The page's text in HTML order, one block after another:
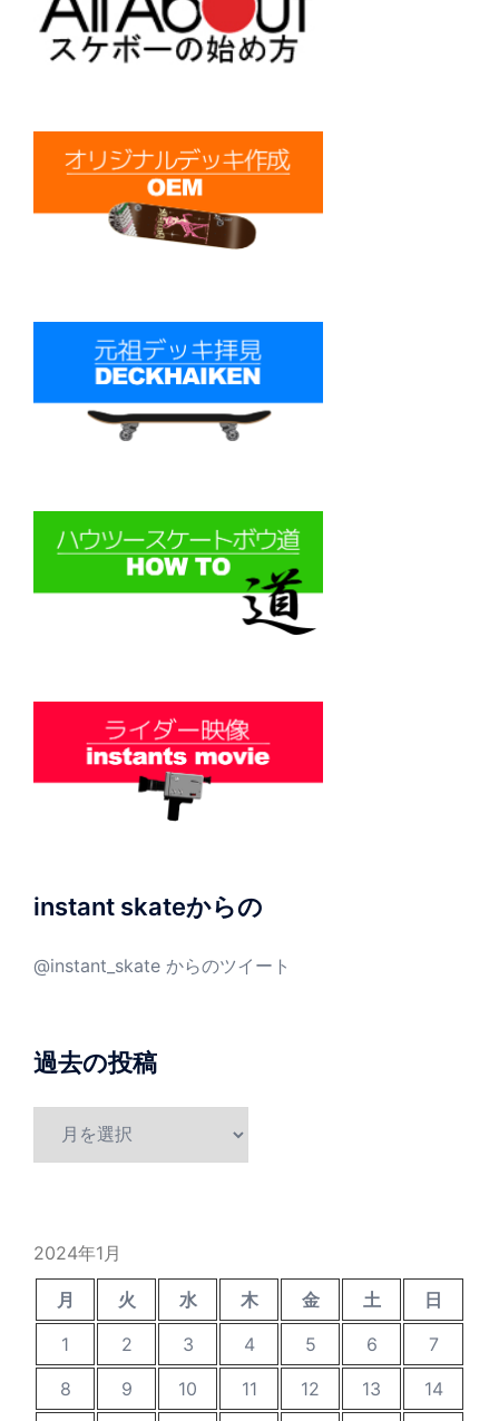
instant skateからの
@instant_skate からのツイート
過去の投稿
2024年1月
月 火 水 木 金 土
日
1
2 3 4 5 6
7
8
9 10 11 12 13
14